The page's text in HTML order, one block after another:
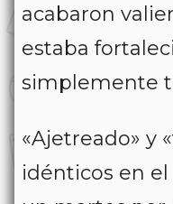
acabaron
estaba
simplemente
«Ajetreado» y
idénticos en